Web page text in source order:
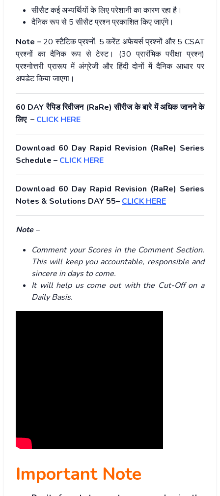
सीसैट कई अभ्यर्थियों के लिए परेशानी का कारण रहा है।
दैनिक रूप से 5 सीसैट प्रश्न प्रकाशित किए जाएंगे।
Note –20 स्टैटिक प्रश्नों, 5 करेंट अफेयर्स प्रश्नों और 5 CSAT
प्रश्नों का दैनिक रूप से टेस्ट। (30 प्रारंभिक परीक्षा प्रश्न)
प्रश्नोत्तरी प्रारूप में अंग्रेजी और हिंदी दोनों में दैनिक आधार पर
अपडेट किया जाएगा।
60 DAY रैपिड रिवीजन (RaRe) सीरीज के बारे में अधिक जानने के
लिए – CLICK HERE
Download 60 Day Rapid Revision (RaRe) Series
Schedule – CLICK HERE
Download 60 Day Rapid Revision (RaRe) Series
Notes & Solutions DAY 55– CLICK HERE
Note –
Comment your Scores in the Comment Section.
This will keep you accountable, responsible and
sincere in days to come.
It will help us come out with the Cut-Off on a
Daily Basis.
Important Note